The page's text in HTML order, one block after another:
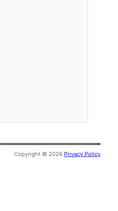
Copyright © 2026 Privacy Policy